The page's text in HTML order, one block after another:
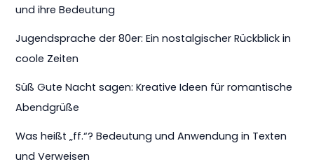
und ihre Bedeutung
Jugendsprache der 80er: Ein nostalgischer Rückblick in
coole Zeiten
Süß Gute Nacht sagen: Kreative Ideen für romantische
Abendgrüße
Was heißt „ff.“? Bedeutung und Anwendung in Texten
und Verweisen